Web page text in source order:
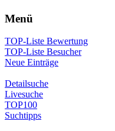
Menü
TOP-Liste Bewertung
TOP-Liste Besucher
Neue Einträge
Detailsuche
Livesuche
TOP100
Suchtipps